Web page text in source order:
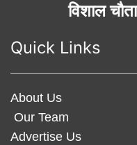
विशाल
Quick Links
About Us
Our Team
Advertise Us